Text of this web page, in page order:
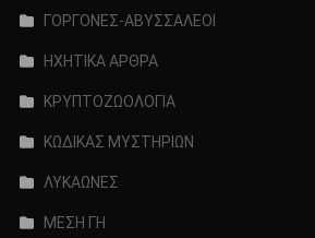
ΓΟΡΓΟΝΕΣ-ΑΒΥΣΣΑΛΕΟΙ
ΗΧΗΤΙΚΑ ΑΡΘΡΑ
ΚΡΥΠΤΟΖΩΟΛΟΓΙΑ
ΚΩΔΙΚΑΣ ΜΥΣΤΗΡΙΩΝ
ΛΥΚΑΩΝΕΣ
ΜΕΣΗ ΓΗ